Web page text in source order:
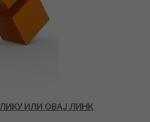
ИЛИ ОВАЈ ЛИНК